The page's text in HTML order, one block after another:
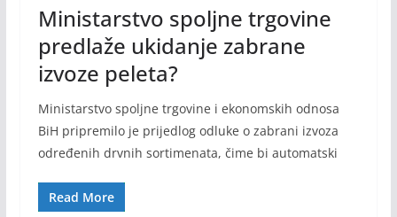
Ministarstvo spoljne trgovine
predlaže ukidanje zabrane
izvoze peleta?
Ministarstvo spoljne trgovine i ekonomskih odnosa
BiH pripremilo je prijedlog odluke o zabrani izvoza
određenih drvnih sortimenata, čime bi automatski
Read More